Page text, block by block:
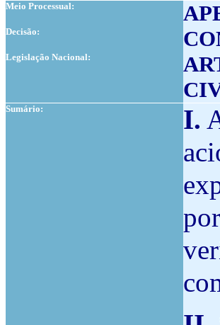
Meio Processual:
Decisão:
Legislação Nacional:
Sumário: I.